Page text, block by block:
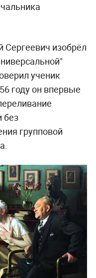
Сергеевич изобрёл
ученик
году он впервые
без
групповой